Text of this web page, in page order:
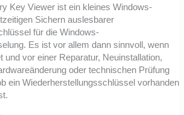
Key Viewer ist ein kleines Windows-
Sichern auslesbarer
für die Windows-
Es ist vor allem dann sinnvoll, wenn
und vor einer Reparatur, Neuinstallation,
oder technischen Prüfung
ein Wiederherstellungsschlüssel vorhanden